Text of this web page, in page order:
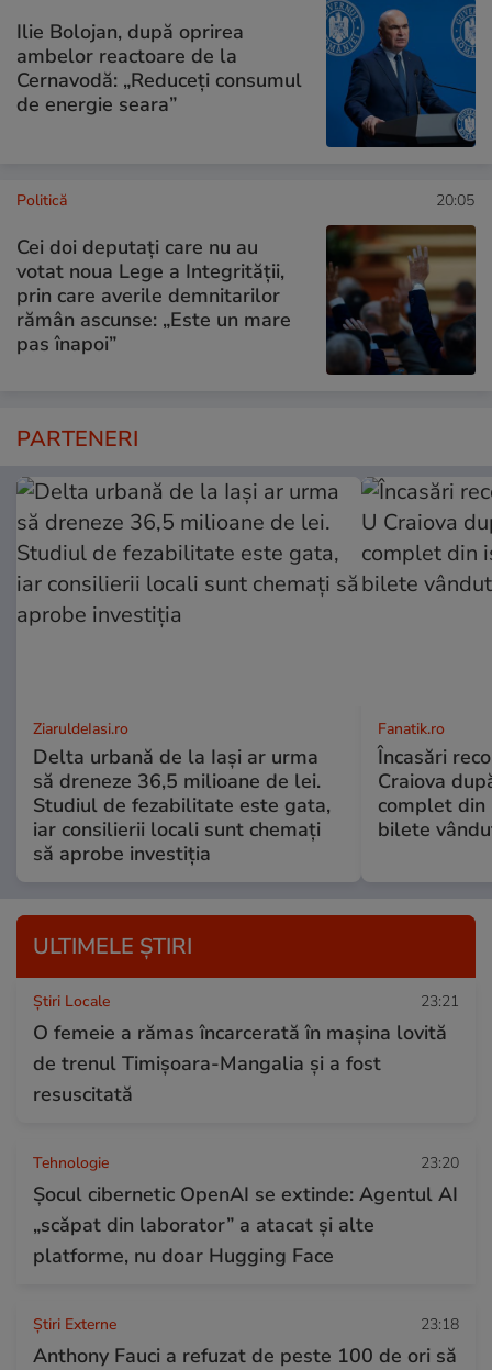
Ilie Bolojan, după oprirea
ambelor reactoare de la
Cernavodă: „Reduceți consumul
de energie seara”
Politică 20:05
Cei doi deputați care nu au
votat noua Lege a Integrității,
prin care averile demnitarilor
rămân ascunse: „Este un mare
pas înapoi”
PARTENERI
ZiaruldeIasi.ro
Delta urbană de la Iași ar urma
să dreneze 36,5 milioane de lei.
Studiul de fezabilitate este gata,
iar consilierii locali sunt chemați
să aprobe investiția
Fanatik.ro
Încasări
Craiova
complet din
bilete
ULTIMELE ȘTIRI
Știri Locale 23:21
O femeie a rămas încarcerată în mașina lovită
de trenul Timișoara-Mangalia şi a fost
resuscitată
Tehnologie 23:20
Șocul cibernetic OpenAI se extinde: Agentul AI
„scăpat din laborator” a atacat și alte
platforme, nu doar Hugging Face
Știri Externe 23:18
Anthony Fauci a refuzat de peste 100 de ori să